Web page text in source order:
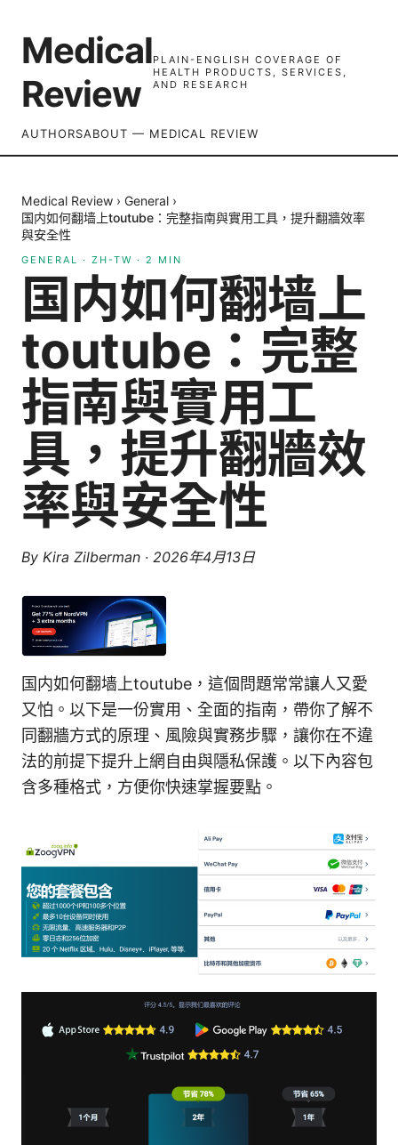
Medical
Review
PLAIN-ENGLISH COVERAGE OF
HEALTH PRODUCTS, SERVICES,
AND RESEARCH
AUTHORSABOUT — MEDICAL REVIEW
Medical Review › General ›
国内如何翻墙上toutube：完整指南與實用工具，提升翻牆效率
與安全性
GENERAL · ZH-TW · 2 MIN
国内如何翻墙上
toutube：完整
指南與實用工
具，提升翻牆效
率與安全性
By Kira Zilberman · 2026年4月13日
国内如何翻墙上toutube，這個問題常常讓人又愛
又怕。以下是一份實用、全面的指南，帶你了解不
同翻牆方式的原理、風險與實務步驟，讓你在不違
法的前提下提升上網自由與隱私保護。以下內容包
含多種格式，方便你快速掌握要點。